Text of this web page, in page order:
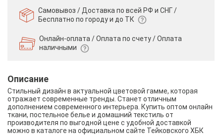
Самовывоз / Доставка по всей РФ и СНГ /
Бесплатно по городу и до ТК
Онлайн-оплата / Оплата по счету /Оплата
наличными
Описание
Стильный дизайн в актуальной цветовой гамме, которая
отражает современные тренды. Станет отличным
дополнением современного интерьера. Купить оптом онлайн
ткани, постельное белье и домашний текстиль от
производителя по выгодной цене с удобной доставкой
можно в каталоге на официальном сайте Тейковского ХБК